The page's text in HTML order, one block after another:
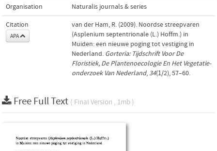
Organisation Naturalis journals & series
Citation
APA
van der Ham, R. (2009). Noordse streepvaren
(Asplenium septentrionale (L.) Hoffm.) in
Muiden: een nieuwe poging tot vestiging in
Nederland. Gorteria: Tijdschrift Voor De
Floristiek, De Plantenoecologie En Het Vegetatie-
onderzoek Van Nederland, 34(1/2), 57–60.
Free Full Text ( Final Version , 1mb )